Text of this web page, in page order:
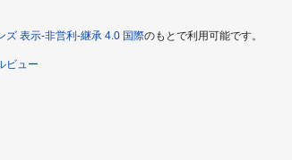
ズ 表示-非営利-継承 4.0 国際のもとで利用可能です。
ビュー